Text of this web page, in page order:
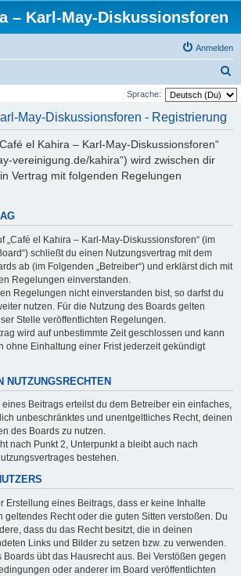
– Karl-May-Diskussionsforen
Anmelden
u
Sprache:
May-Diskussionsforen - Registrierung
el Kahira – Karl-May-Diskussionsforen“
vereinigung.de/kahira“) wird zwischen dir
Vertrag mit folgenden Regelungen
„Café el Kahira – Karl-May-Diskussionsforen“ (im
schließt du einen Nutzungsvertrag mit dem
ab (im Folgenden „Betreiber“) und erklärst dich mit
Regelungen einverstanden.
Regelungen nicht einverstanden bist, so darfst du
nutzen. Für die Nutzung des Boards gelten
Stelle veröffentlichten Regelungen.
wird auf unbestimmte Zeit geschlossen und kann
ohne Einhaltung einer Frist jederzeit gekündigt
NUTZUNGSRECHTEN
eines Beitrags erteilst du dem Betreiber ein einfaches,
unbeschränktes und unentgeltliches Recht, deinen
des Boards zu nutzen.
nach Punkt 2, Unterpunkt a bleibt auch nach
bestehen.
Erstellung eines Beitrags, dass er keine Inhalte
geltendes Recht oder die guten Sitten verstoßen. Du
dass du das Recht besitzt, die in deinen
Links und Bilder zu setzen bzw. zu verwenden.
Boards übt das Hausrecht aus. Bei Verstößen gegen
oder anderer im Board veröffentlichten